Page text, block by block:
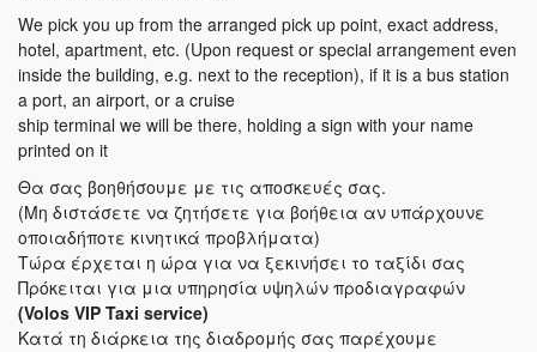
We pick you up from the arranged pick up point, exact address,
hotel, apartment, etc. (Upon request or special arrangement even
inside the building, e.g. next to the reception), if it is a bus station
a port, an airport, or a cruise
ship terminal we will be there, holding a sign with your name
printed on it
Θα σας βοηθήσουμε με τις αποσκευές σας.
(Μη διστάσετε να ζητήσετε για βοήθεια αν υπάρχουνε
οποιαδήποτε κινητικά προβλήματα)
Τώρα έρχεται η ώρα για να ξεκινήσει το ταξίδι σας
Πρόκειται για μια υπηρησία υψηλών προδιαγραφών
(Volos VIP Taxi service)
Κατά τη διάρκεια της διαδρομής σας παρέχουμε